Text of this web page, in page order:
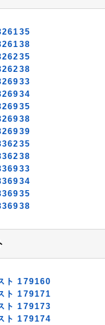
ト 179160
ト 179171
ト 179173
ト 179174